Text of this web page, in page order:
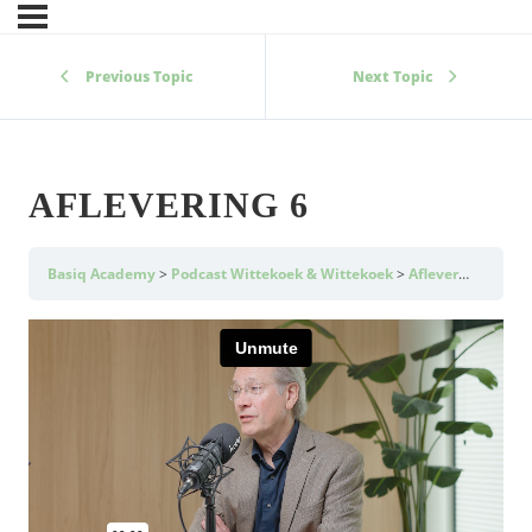
Previous Topic Next Topic
AFLEVERING 6
Basiq Academy Podcast Wittekoek & Wittekoek Aflevering 6